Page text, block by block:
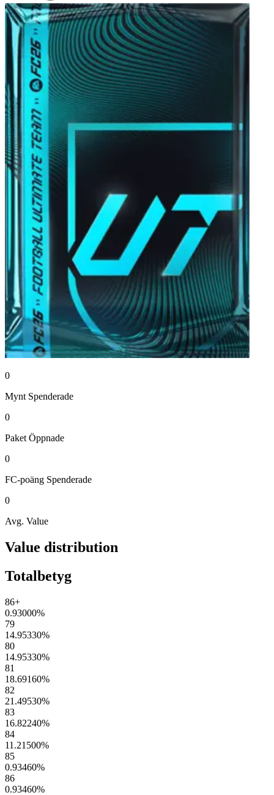
0
Mynt Spenderade
0
Paket Öppnade
0
FC-poäng Spenderade
0
Avg. Value
Value distribution
Totalbetyg
86+
0.93000%
79
14.95330%
80
14.95330%
81
18.69160%
82
21.49530%
83
16.82240%
84
11.21500%
85
0.93460%
86
0.93460%